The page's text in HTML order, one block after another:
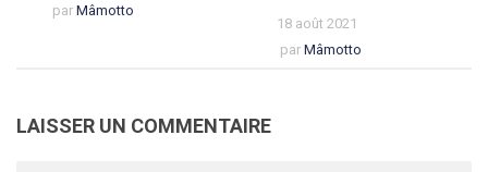
par Mâmotto
18 août 2021
par Mâmotto
LAISSER UN COMMENTAIRE